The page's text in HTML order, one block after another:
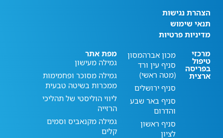
הצהרת נגישות
תנאי שימוש
מדיניות פרטיות
מרכזי
טיפול
בפריסה
ארצית
מכון אברהמסון
סניף עין ורד
(מטה ראשי)
סניף ירושלים
סניף באר שבע
והדרום
סניף ראשון
לציון
מפת אתר
גמילה מעישון
גמילה מסוכר ופחמימות
ממכרות בשיטה טבעית
ליווי הוליסטי של תהליכי
הרזייה
גמילה מקנאביס וסמים
קלים